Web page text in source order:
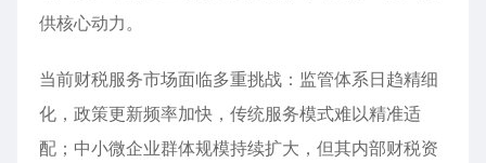
供核心动力。
当前财税服务市场面临多重挑战：监管体系日趋精细
化，政策更新频率加快，传统服务模式难以精准适
配；中小微企业群体规模持续扩大，但其内部财税资